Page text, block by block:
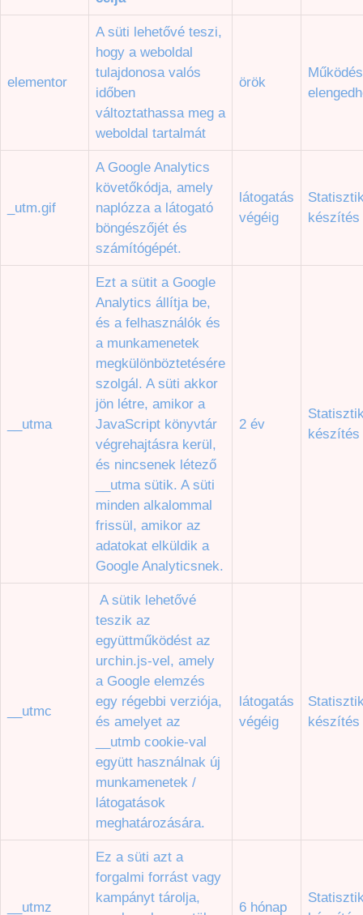
elementor
A süti lehetővé teszi,
hogy a weboldal
tulajdonosa valós
időben
változtathassa meg a
weboldal tartalmát
örök
_utm.gif
A Google Analytics
követőkódja, amely
naplózza a látogató
böngészőjét és
számítógépét.
látogatás
végéig
készítés
__utma
Ezt a sütit a Google
Analytics állítja be,
és a felhasználók és
a munkamenetek
megkülönböztetésére
szolgál. A süti akkor
jön létre, amikor a
JavaScript könyvtár
végrehajtásra kerül,
és nincsenek létező
__utma sütik. A süti
minden alkalommal
frissül, amikor az
adatokat elküldik a
Google Analyticsnek.
2 év
készítés
__utmc
A sütik lehetővé
teszik az
együttműködést az
urchin.js-vel, amely
a Google elemzés
egy régebbi verziója,
és amelyet az
__utmb cookie-val
együtt használnak új
munkamenetek /
látogatások
meghatározására.
látogatás
végéig
készítés
__utmz
Ez a süti azt a
forgalmi forrást vagy
kampányt tárolja,
6 hónap